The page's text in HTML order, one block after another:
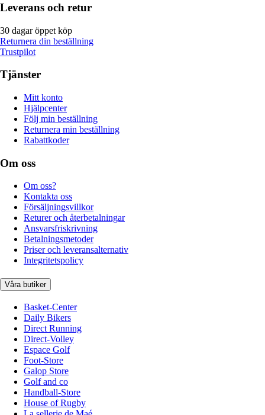
Leverans och retur
30 dagar öppet köp
Returnera din beställning
Trustpilot
Tjänster
Mitt konto
Hjälpcenter
Följ min beställning
Returnera min beställning
Rabattkoder
Om oss
Om oss?
Kontakta oss
Försäljningsvillkor
Returer och återbetalningar
Ansvarsfriskrivning
Betalningsmetoder
Priser och leveransalternativ
Integritetspolicy
Våra butiker
Basket-Center
Daily Bikers
Direct Running
Direct-Volley
Espace Golf
Foot-Store
Galop Store
Golf and co
Handball-Store
House of Rugby